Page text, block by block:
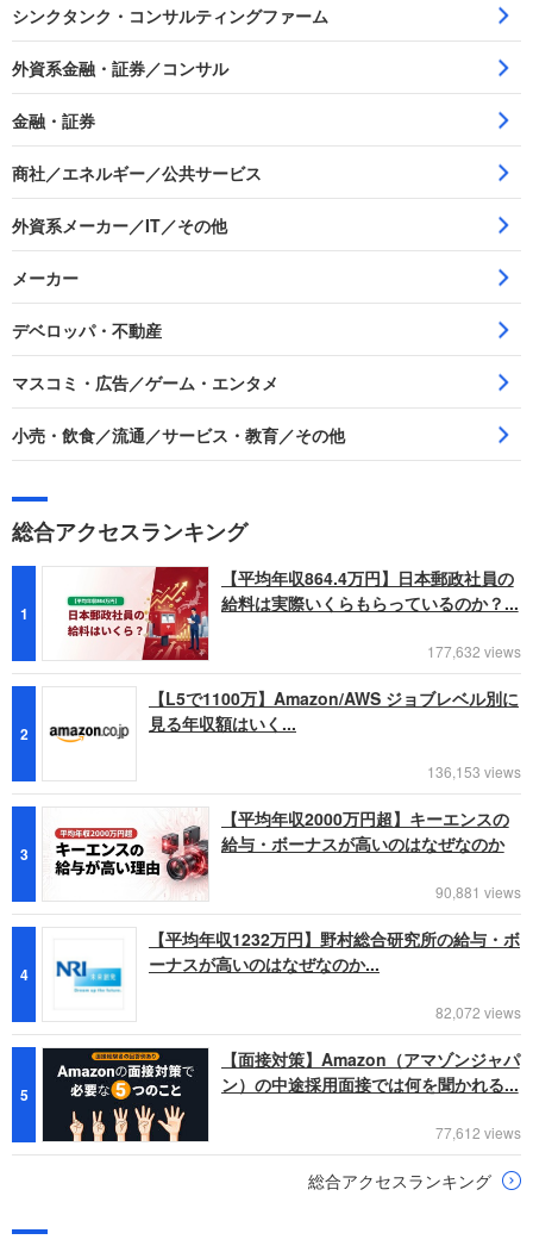
シンクタンク・コンサルティングファーム
外資系金融・証券／コンサル
金融・証券
商社／エネルギー／公共サービス
外資系メーカー／IT／その他
メーカー
デベロッパ・不動産
マスコミ・広告／ゲーム・エンタメ
小売・飲食／流通／サービス・教育／その他
総合アクセスランキング
1
【平均年収864.4万円】日本郵政社員の
給料は実際いくらもらっているのか？...
177,632 views
2
【L5で1100万】Amazon/AWS ジョブレベル別に
見る年収額はいく...
136,153 views
3
【平均年収2000万円超】キーエンスの
給与・ボーナスが高いのはなぜなのか
90,881 views
4
【平均年収1232万円】野村総合研究所の給与・ボ
ーナスが高いのはなぜなのか...
82,072 views
5
【面接対策】Amazon（アマゾンジャパ
ン）の中途採用面接では何を聞かれる...
77,612 views
総合アクセスランキング